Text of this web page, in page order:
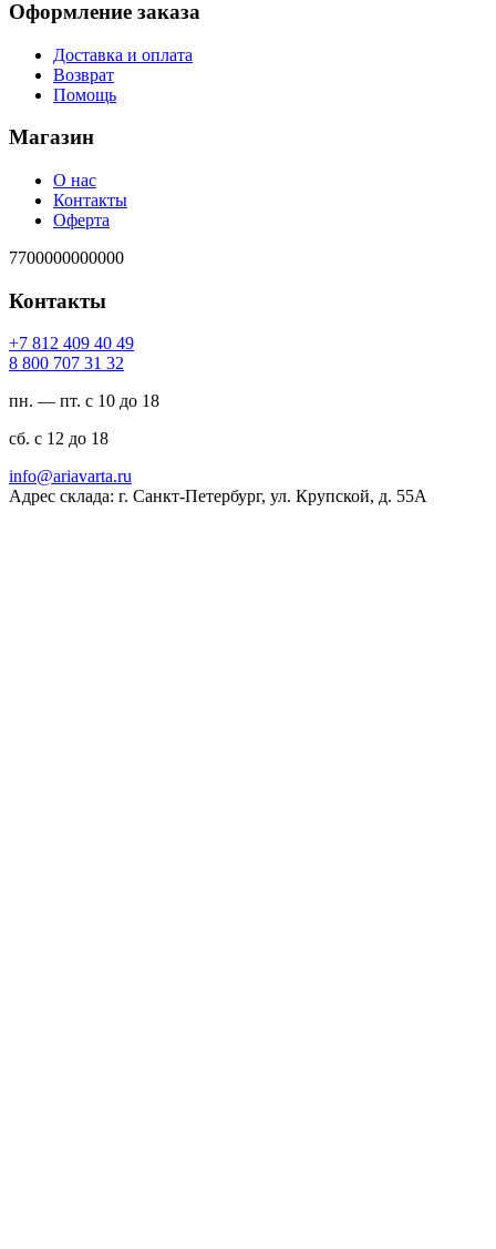
Оформление заказа
Доставка и оплата
Возврат
Помощь
Магазин
О нас
Контакты
Оферта
7700000000000
Контакты
94 04 904 218 7+
23 13 707 008 8
пн. — пт. с 10 до 18
сб. с 12 до 18
ur.atravaira@ofni
Адрес склада: г. Санкт-Петербург, ул. Крупской, д. 55А